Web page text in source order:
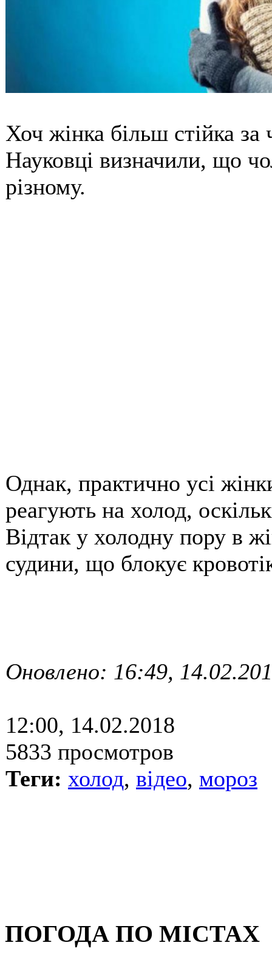
Хоч жінка більш стійка за
Науковці визначили, що
різному.
Однак, практично усі
реагують на холод,
Відтак у холодну пору в
судини, що блокує
Оновлено: 16:49,
12:00, 14.02.2018
5833 просмотров
Теги: холод, відео, мороз
ПОГОДА ПО МІСТАХ